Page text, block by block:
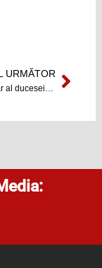
URMĂTOR
Un documentar al ducesei de York prezintă situaţia copiilor din orfelinatele româneşti Next